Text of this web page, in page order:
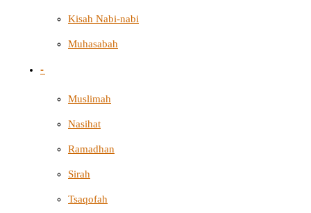
Kisah Nabi-nabi
Muhasabah
-
Muslimah
Nasihat
Ramadhan
Sirah
Tsaqofah